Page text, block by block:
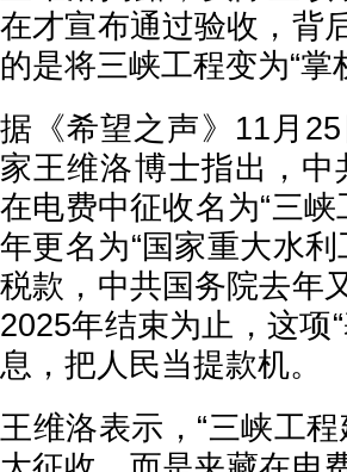
在才宣布通过验收，背
的是将三峡工程变为“掌
据《希望之声》11月
家王维洛博士指出，
在电费中征收名为“三
年更名为“国家重大水
税款，中共国务院去年
2025年结束为止，这项
息，把人民当提款机。
王维洛表示，“三峡工